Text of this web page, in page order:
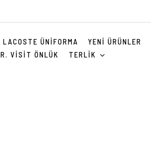
LACOSTE ÜNIFORMA YENI ÜRÜNLER
VISIT ÖNLÜK
TERLIK